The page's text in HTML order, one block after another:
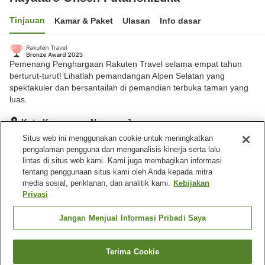
Tinjauan Kamar & Paket Ulasan Info dasar
Pemenang Penghargaan Rakuten Travel selama empat tahun
berturut-turut! Lihatlah pemandangan Alpen Selatan yang
spektakuler dan bersantailah di pemandian terbuka taman yang
luas.
Kota Komagane, Nagano, Jepang
Lihat di peta
Hebat Ulasan:707
Fasilitas properti
Tempat parkir
Sauna
Spa / Salon kecantikan
Restoran
Cari kamar
Situs web ini menggunakan cookie untuk meningkatkan
pengalaman pengguna dan menganalisis kinerja serta lalu
lintas di situs web kami. Kami juga membagikan informasi
tentang penggunaan situs kami oleh Anda kepada mitra
media sosial, periklanan, dan analitik kami. Kebijakan
Privasi
Jangan Menjual Informasi Pribadi Saya
Terima Cookie